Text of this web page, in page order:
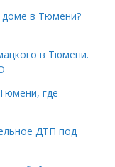
доме в Тюмени?
в Тюмени.
где
ДТП под